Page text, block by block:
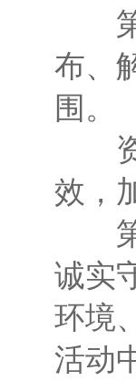
第
布、
围。
资
效，
第
诚实
环境
活动